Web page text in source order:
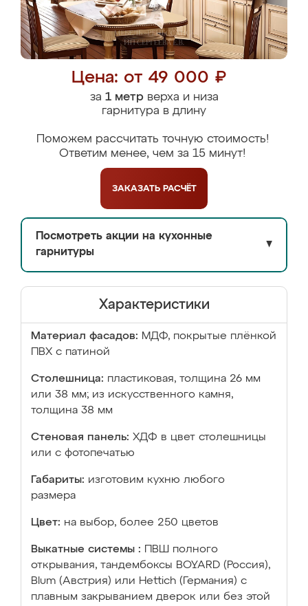
Цена: от 49 000 ₽
за 1 метрверха и низа
гарнитура в длину
Поможем рассчитать точную стоимость!
Ответим менее, чем за 15 минут!
ЗАКАЗАТЬ РАСЧЁТ
Посмотреть акции на кухонные
гарнитуры
▼
Характеристики
Материал фасадов: МДФ, покрытые плёнкой
ПВХ с патиной
Столешница: пластиковая, толщина 26 мм
или 38 мм; из искусственного камня,
толщина 38 мм
Стеновая панель: ХДФ в цвет столешницы
или с фотопечатью
Габариты: изготовим кухню любого
размера
Цвет: на выбор, более 250 цветов
Выкатные системы :
ПВШ полного
открывания, тандембоксы BOYARD (Россия),
Blum (Австрия) или Hettich (Германия) с
плавным закрыванием дверок или без этой